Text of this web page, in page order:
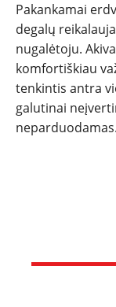
Pakankamai
degalų
nugalėtoju.
komfortiškiau
tenkintis antra
galutinai
neparduodamas.